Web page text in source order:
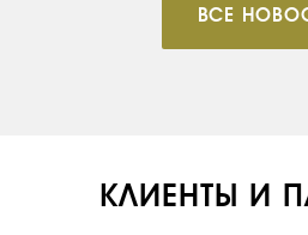
ВСЕ
КЛИЕНТЫ И